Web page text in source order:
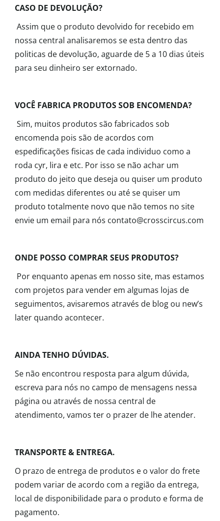
CASO DE DEVOLUÇÃO?
Assim que o produto devolvido for recebido em
nossa central analisaremos se esta dentro das
politicas de devolução, aguarde de 5 a 10 dias úteis
para seu dinheiro ser extornado.
VOCÊ FABRICA PRODUTOS SOB ENCOMENDA?
Sim, muitos produtos são fabricados sob
encomenda pois são de acordos com
espedificações fisicas de cada individuo como a
roda cyr, lira e etc. Por isso se não achar um
produto do jeito que deseja ou quiser um produto
com medidas diferentes ou até se quiser um
produto totalmente novo que não temos no site
envie um email para nós contato@crosscircus.com
ONDE POSSO COMPRAR SEUS PRODUTOS?
Por enquanto apenas em nosso site, mas estamos
com projetos para vender em algumas lojas de
seguimentos, avisaremos através de blog ou new’s
later quando acontecer.
AINDA TENHO DÚVIDAS.
Se não encontrou resposta para algum dúvida,
escreva para nós no campo de mensagens nessa
página ou através de nossa central de
atendimento, vamos ter o prazer de lhe atender.
TRANSPORTE & ENTREGA.
O prazo de entrega de produtos e o valor do frete
podem variar de acordo com a região da entrega,
local de disponibilidade para o produto e forma de
pagamento.